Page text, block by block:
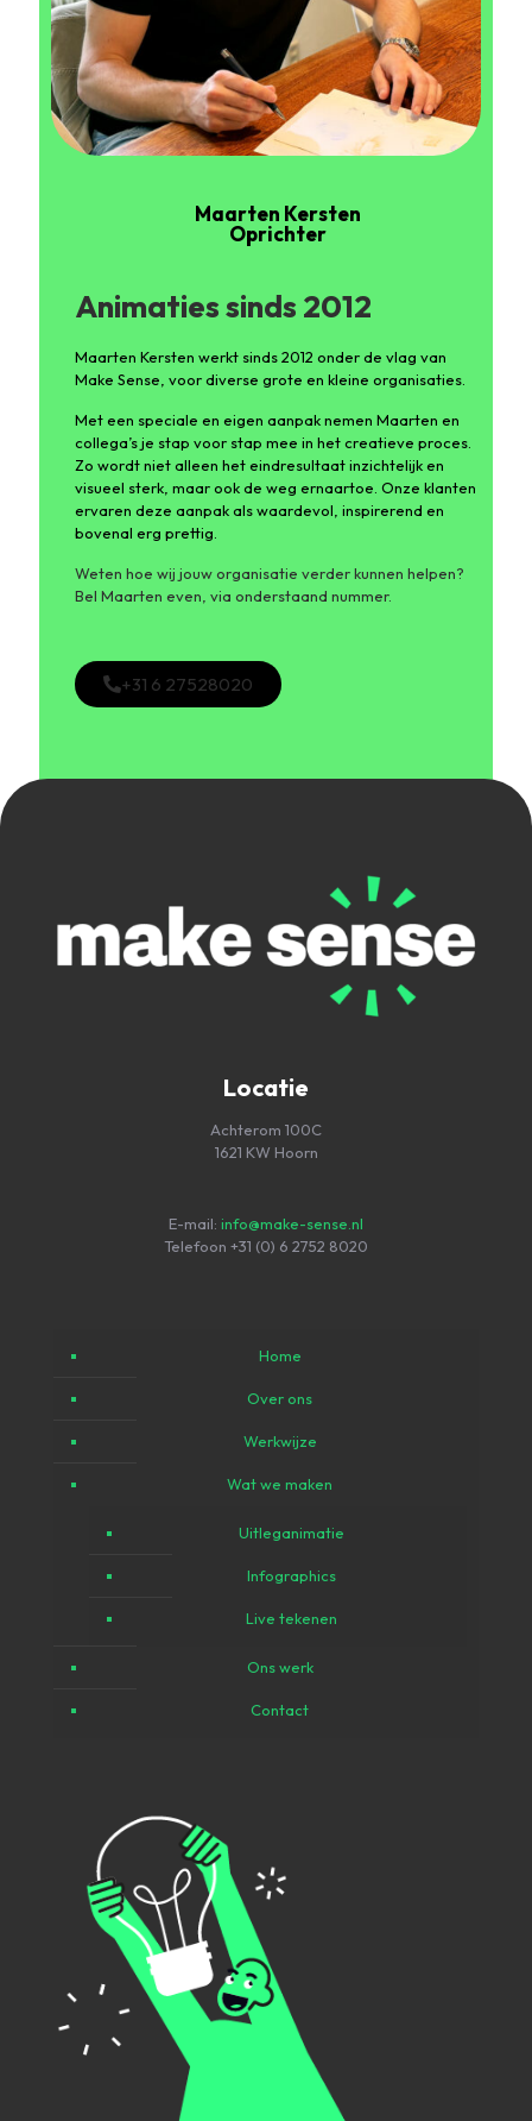
Maarten Kersten
Oprichter
Animaties sinds 2012
Maarten Kersten werkt sinds 2012 onder de vlag van
Make Sense, voor diverse grote en kleine organisaties.
Met een speciale en eigen aanpak nemen Maarten en
collega’s je stap voor stap mee in het creatieve proces.
Zo wordt niet alleen het eindresultaat inzichtelijk en
visueel sterk, maar ook de weg ernaartoe. Onze klanten
ervaren deze aanpak als waardevol, inspirerend en
bovenal erg prettig.
Weten hoe wij jouw organisatie verder kunnen helpen?
Bel Maarten even, via onderstaand nummer.
+31 6 27528020
Locatie
Achterom 100C
1621 KW Hoorn
E-mail: info@make-sense.nl
Telefoon +31 (0) 6 2752 8020
Home
Over ons
Werkwijze
Wat we maken
Uitleganimatie
Infographics
Live tekenen
Ons werk
Contact